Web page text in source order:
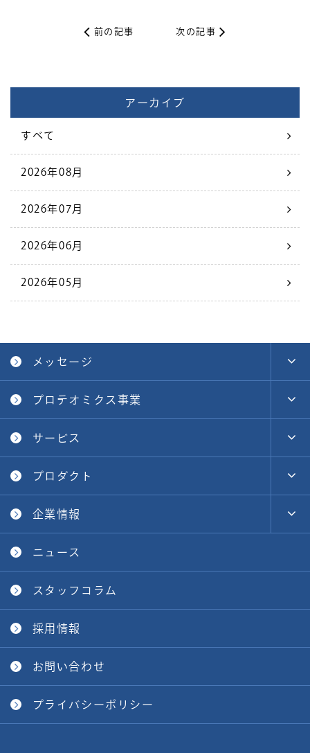
前の記事 次の記事
アーカイブ
すべて
2026年08月
2026年07月
2026年06月
2026年05月
メッセージ
プロテオミクス事業
サービス
プロダクト
企業情報
ニュース
スタッフコラム
採用情報
お問い合わせ
プライバシーポリシー